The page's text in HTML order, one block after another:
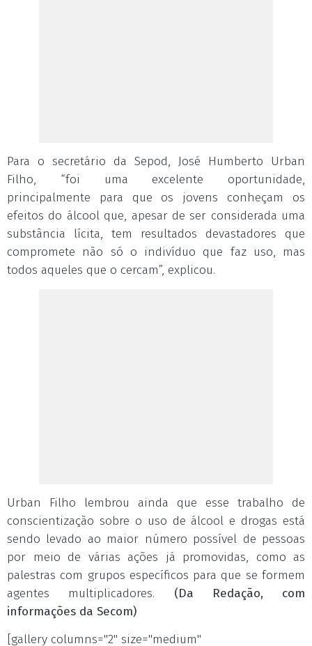
Para o secretário da Sepod, José Humberto Urban
Filho, “foi uma excelente oportunidade,
principalmente para que os jovens conheçam os
efeitos do álcool que, apesar de ser considerada uma
substância lícita, tem resultados devastadores que
compromete não só o indivíduo que faz uso, mas
todos aqueles que o cercam”, explicou.
Urban Filho lembrou ainda que esse trabalho de
conscientização sobre o uso de álcool e drogas está
sendo levado ao maior número possível de pessoas
por meio de várias ações já promovidas, como as
palestras com grupos específicos para que se formem
agentes multiplicadores. (Da Redação, com
informações da Secom)
[gallery columns="2" size="medium"